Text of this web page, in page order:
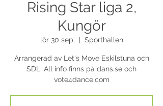
Rising Star liga 2,
Kungör
lör 30 sep. Sporthallen
Arrangerad av Let's Move Eskilstuna och
SDL. All info finns på dans.se och
vote4dance.com